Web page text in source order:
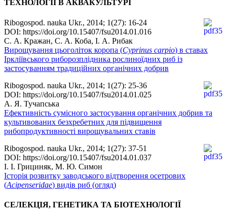
ТЕХНОЛОГІЇ В АКВАКУЛЬТУРІ
Ribogospod. nauka Ukr., 2014; 1(27): 16-24
DOI: https://doi.org/10.15407/fsu2014.01.016
С. А. Кражан, С. А. Коба, І. А. Рибак
Вирощування цьоголіток коропа (Cyprinus carpio) в ставах
Іркліївського риборозплідника рослиноїдних риб із
застосуванням традиційних органічних добрив
Ribogospod. nauka Ukr., 2014; 1(27): 25-36
DOI: https://doi.org/10.15407/fsu2014.01.025
А. Я. Тучапська
Ефективність сумісного застосування органічних добрив та
культивованих безхребетних для підвищення
рибопродуктивності вирощувальних ставів
Ribogospod. nauka Ukr., 2014; 1(27): 37-51
DOI: https://doi.org/10.15407/fsu2014.01.037
І. І. Грициняк, М. Ю. Симон
Історія розвитку заводського відтворення осетрових
(Acipenseridae) видів риб (огляд)
СЕЛЕКЦІЯ, ГЕНЕТИКА ТА БІОТЕХНОЛОГІЇ